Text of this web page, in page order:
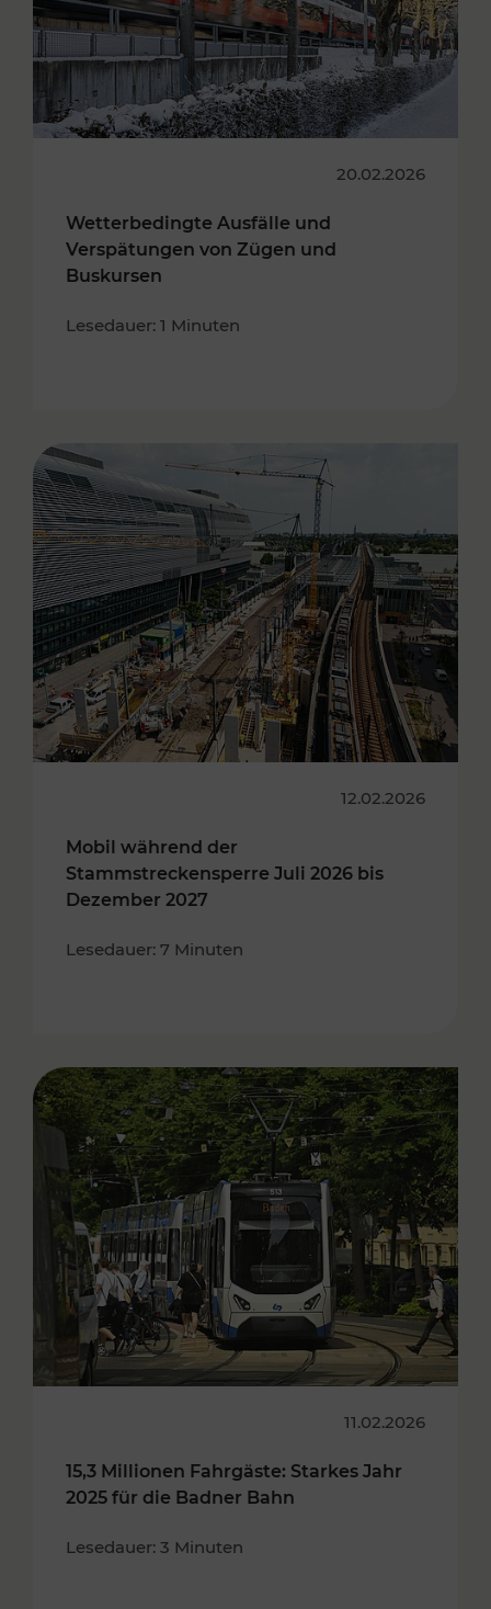
20.02.2026
Wetterbedingte Ausfälle und
Verspätungen von Zügen und
Buskursen
Lesedauer: 1 Minuten
12.02.2026
Mobil während der
Stammstreckensperre Juli 2026 bis
Dezember 2027
Lesedauer: 7 Minuten
11.02.2026
15,3 Millionen Fahrgäste: Starkes Jahr
2025 für die Badner Bahn
Lesedauer: 3 Minuten